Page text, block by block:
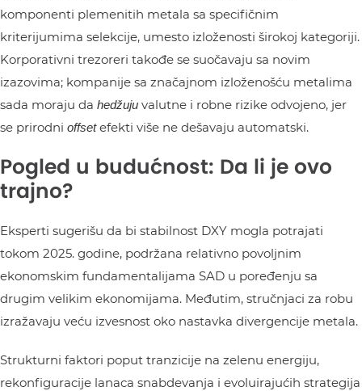
komponenti plemenitih metala sa specifičnim
kriterijumima selekcije, umesto izloženosti širokoj kategoriji.
Korporativni trezoreri takođe se suočavaju sa novim
izazovima; kompanije sa značajnom izloženošću metalima
sada moraju da hedžuju valutne i robne rizike odvojeno, jer
se prirodni offsetefekti više ne dešavaju automatski.
Pogled u budućnost: Da li je ovo
trajno?
Eksperti sugerišu da bi stabilnost DXY mogla potrajati
tokom 2025. godine, podržana relativno povoljnim
ekonomskim fundamentalijama SAD u poređenju sa
drugim velikim ekonomijama. Međutim, stručnjaci za robu
izražavaju veću izvesnost oko nastavka divergencije metala.
Strukturni faktori poput tranzicije na zelenu energiju,
rekonfiguracije lanaca snabdevanja i evoluirajućih strategija